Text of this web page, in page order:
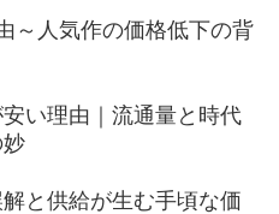
～人気作の価格低下の背
い理由｜流通量と時代
と供給が生む手頃な価